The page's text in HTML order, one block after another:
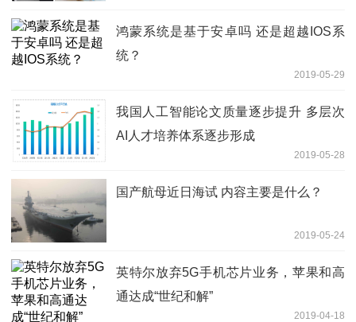
鸿蒙系统是基于安卓吗 还是超越IOS系
统？
2019-05-29
我国人工智能论文质量逐步提升 多层次
AI人才培养体系逐步形成
2019-05-28
国产航母近日海试 内容主要是什么？
2019-05-24
英特尔放弃5G手机芯片业务，苹果和高
通达成“世纪和解”
2019-04-18